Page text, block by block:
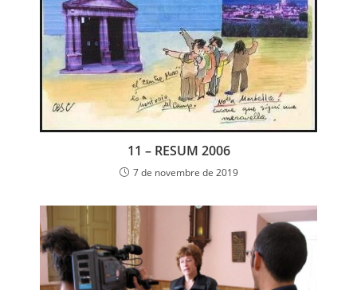
11 – RESUM 2006
7 de novembre de 2019